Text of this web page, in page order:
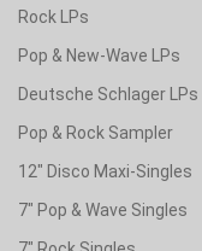
Rock LPs
Pop & New-Wave LPs
Deutsche Schlager LPs
Pop & Rock Sampler
12" Disco Maxi-Singles
7" Pop & Wave Singles